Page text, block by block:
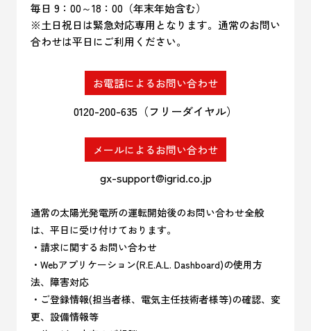
毎日 9：00～18：00（年末年始含む）
※土日祝日は緊急対応専用となります。通常のお問い
合わせは平日にご利用ください。
お電話によるお問い合わせ
0120-200-635（フリーダイヤル）
メールによるお問い合わせ
gx-support@igrid.co.jp
通常の太陽光発電所の運転開始後のお問い合わせ全般
は、平日に受け付けております。
・請求に関するお問い合わせ
・Webアプリケーション(R.E.A.L. Dashboard)の使用方
法、障害対応
・ご登録情報(担当者様、電気主任技術者様等)の確認、変
更、設備情報等